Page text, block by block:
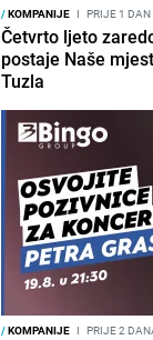
/KOMPANIJE I PRIJE 1 DAN
Četvrto ljeto
postaje Naše
Tuzla
/KOMPANIJE I PRIJE 2